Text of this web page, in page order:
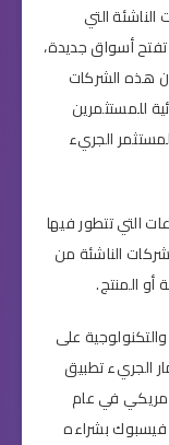
التي
أسواق جديدة،
هذه الشركات
للمستثمرين
الجريء
التي تتطور فيها
الناشئة من
أو المنتج.
على
الجريء تطبيق
250 ألف دولار أمريكي في عام
بشراءه